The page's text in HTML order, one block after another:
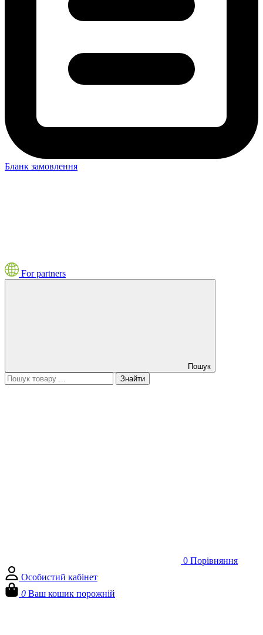
Бланк замовлення
For partners
Пошук
Знайти
0 Порівняння
Особистий кабінет
0 Ваш кошик порожній